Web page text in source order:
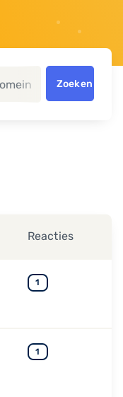
Zoeken
Reacties
1
1